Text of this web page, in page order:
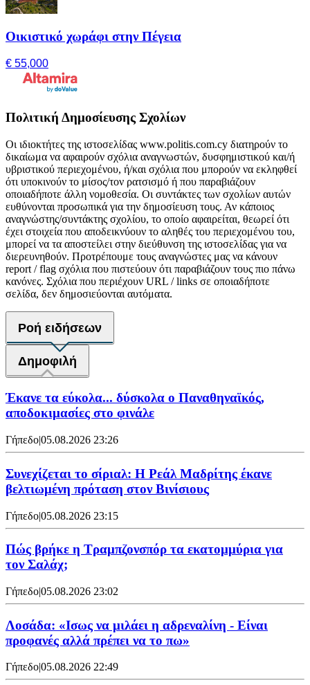
Οικιστικό χωράφι στην Πέγεια
€ 55,000
Πολιτική Δημοσίευσης Σχολίων
Οι ιδιοκτήτες της ιστοσελίδας www.politis.com.cy διατηρούν το
δικαίωμα να αφαιρούν σχόλια αναγνωστών, δυσφημιστικού και/ή
υβριστικού περιεχομένου, ή/και σχόλια που μπορούν να εκληφθεί
ότι υποκινούν το μίσος/τον ρατσισμό ή που παραβιάζουν
οποιαδήποτε άλλη νομοθεσία. Οι συντάκτες των σχολίων αυτών
ευθύνονται προσωπικά για την δημοσίευση τους. Αν κάποιος
αναγνώστης/συντάκτης σχολίου, το οποίο αφαιρείται, θεωρεί ότι
έχει στοιχεία που αποδεικνύουν το αληθές του περιεχομένου του,
μπορεί να τα αποστείλει στην διεύθυνση της ιστοσελίδας για να
διερευνηθούν. Προτρέπουμε τους αναγνώστες μας να κάνουν
report / flag σχόλια που πιστεύουν ότι παραβιάζουν τους πιο πάνω
κανόνες. Σχόλια που περιέχουν URL / links σε οποιαδήποτε
σελίδα, δεν δημοσιεύονται αυτόματα.
Ροή ειδήσεων
Δημοφιλή
Έκανε τα εύκολα... δύσκολα ο Παναθηναϊκός,
αποδοκιμασίες στο φινάλε
Γήπεδο|05.08.2026 23:26
Συνεχίζεται το σίριαλ: Η Ρεάλ Μαδρίτης έκανε
βελτιωμένη πρόταση στον Βινίσιους
Γήπεδο|05.08.2026 23:15
Πώς βρήκε η Τραμπζονσπόρ τα εκατομμύρια για
τον Σαλάχ;
Γήπεδο|05.08.2026 23:02
Λοσάδα: «Ισως να μιλάει η αδρεναλίνη - Είναι
προφανές αλλά πρέπει να το πω»
Γήπεδο|05.08.2026 22:49